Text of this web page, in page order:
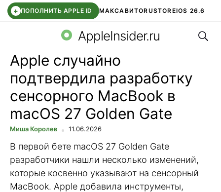
+ ПОПОЛНИТЬ APPLE ID МАКСАВИТОRUSTOREIOS 26.6
СБЕР КИДС ВТБ ОНЛАЙН ЧАТ В ROBLOX
AppleInsider.ru
Apple случайно
подтвердила разработку
сенсорного MacBook в
macOS 27 Golden Gate
Миша Королев 11.06.2026
В первой бете macOS 27 Golden Gate
разработчики нашли несколько изменений,
которые косвенно указывают на сенсорный
MacBook. Apple добавила инструменты,